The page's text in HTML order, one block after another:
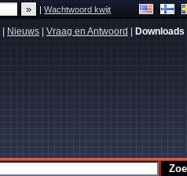
|Wachtwoord kwijt
Nieuws Vraag en Antwoord Downloads